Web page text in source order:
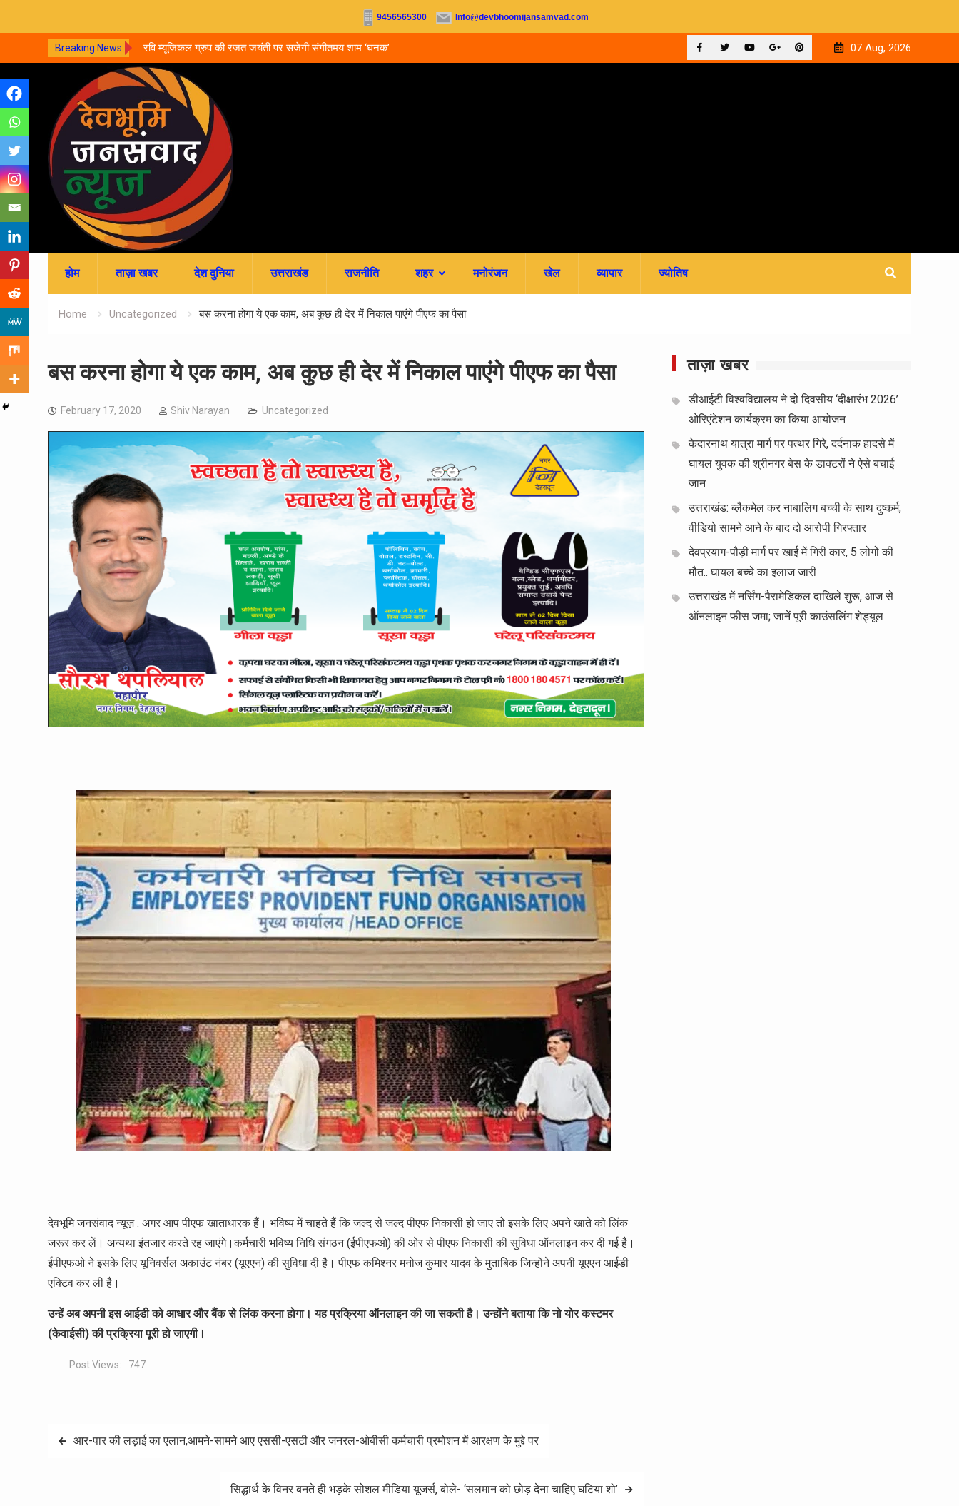
9456565300 Info@devbhoomijansamvad.com
Breaking News
शुरू, आज से ऑनलाइन फीस रवि म्यूजिकल ग्रुप की रजत जयंती पर सजेगी संगीतमय शाम ‘घनक’
उद्घाटन, उत्तराखंड में पहली बार श्री श्री वेलबीइंग का आगमन
गढ़वाल: बारिश के बीच नाले में मिला नवजात, मुंह से रबड़ निकालते ही
चलने लगी सांसें.. अस्पताल में भर्ती
07 Aug, 2026
to
content
होम ताज़ा खबर देश दुनिया उत्तराखंड राजनीति शहर मनोरंजन खेल व्यापार ज्योतिष
Home Uncategorized बस करना होगा ये एक काम, अब कुछ ही देर में निकाल पाएंगे पीएफ का पैसा
बस करना होगा ये एक काम, अब कुछ ही देर में निकाल पाएंगे पीएफ का पैसा
February 17, 2020 Shiv Narayan Uncategorized
देवभूमि जनसंवाद न्यूज़ : अगर आप पीएफ खाताधारक हैं। भविष्य में चाहते हैं कि जल्द से जल्द पीएफ निकासी हो जाए तो इसके लिए अपने खाते को लिंक
जरूर कर लें। अन्यथा इंतजार करते रह जाएंगे।कर्मचारी भविष्य निधि संगठन (ईपीएफओ) की ओर से पीएफ निकासी की सुविधा ऑनलाइन कर दी गई है।
ईपीएफओ ने इसके लिए यूनिवर्सल अकाउंट नंबर (यूएएन) की सुविधा दी है। पीएफ कमिश्नर मनोज कुमार यादव के मुताबिक जिन्होंने अपनी यूएएन आईडी
एक्टिव कर ली है।
उन्हें अब अपनी इस आईडी को आधार और बैंक से लिंक करना होगा। यह प्रक्रिया ऑनलाइन की जा सकती है। उन्होंने बताया कि नो योर कस्टमर
(केवाईसी) की प्रक्रिया पूरी हो जाएगी।
Post Views: 747
Postआर-पार की लड़ाई का एलान,आमने-सामने आए एससी-एसटी और जनरल-ओबीसी कर्मचारी प्रमोशन में आरक्षण के मुद्दे पर
सिद्धार्थ के विनर बनते ही भड़के सोशल मीडिया यूजर्स, बोले- ‘सलमान को छोड़ देना चाहिए घटिया शो’
ताज़ा खबर
डीआईटी विश्वविद्यालय ने दो दिवसीय ‘दीक्षारंभ 2026’
ओरिएंटेशन कार्यक्रम का किया आयोजन
केदारनाथ यात्रा मार्ग पर पत्थर गिरे, दर्दनाक हादसे में
घायल युवक की श्रीनगर बेस के डाक्टरों ने ऐसे बचाई
जान
उत्तराखंड: ब्लैकमेल कर नाबालिग बच्ची के साथ दुष्कर्म,
वीडियो सामने आने के बाद दो आरोपी गिरफ्तार
देवप्रयाग-पौड़ी मार्ग पर खाई में गिरी कार, 5 लोगों की
मौत.. घायल बच्चे का इलाज जारी
उत्तराखंड में नर्सिंग-पैरामेडिकल दाखिले शुरू, आज से
ऑनलाइन फीस जमा; जानें पूरी काउंसलिंग शेड्यूल